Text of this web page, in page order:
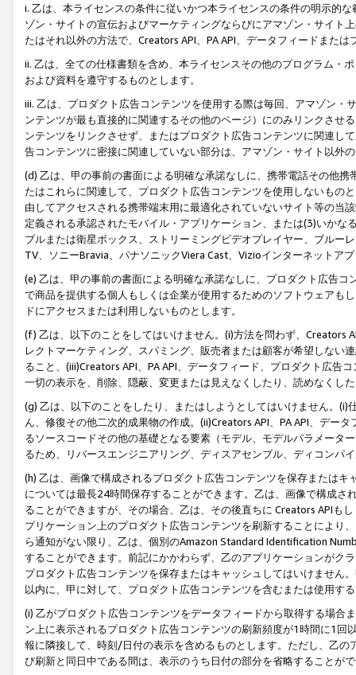
i. 乙は、本ライセンスの条件に従いかつ本ライセンスの条件の明示的
ゾン・サイトの宣伝およびマーケティングならびにアマゾン・サイト
たはそれ以外の方法で、Creators API、PA API、データフィードまた
ii. 乙は、全ての仕様書類を含め、本ライセンスその他のプログラム・
および資料を遵守するものとします。
iii. 乙は、プロダクト広告コンテンツを使用する際は毎回、アマゾン
ンテンツが最も直接的に関連するその他のページ）にのみリンクさせ
ンテンツをリンクさせず、またはプロダクト広告コンテンツに関連し
告コンテンツに密接に関連していない部分は、アマゾン・サイト以外
(d) 乙は、甲の事前の書面による明確な承諾なしに、携帯電話その他
たはこれらに関連して、プロダクト広告コンテンツを使用しないもの
由してアクセスされる携帯端末用に最適化されていないサイト等の当
定義される承認されたモバイル・アプリケーション、または(3)いか
ブルまたは衛星ボックス、ストリーミングビデオプレイヤー、ブルー
TV、ソニーBravia、パナソニックViera Cast、Vizioインターネットア
(e) 乙は、甲の事前の書面による明確な承諾なしに、プロダクト広告
で商品を提供する個人もしくは企業が使用するためのソフトウェアも
ドにアクセスまたは利用しないものとします。
(f) 乙は、以下のことをしてはいけません。(i)方法を問わず、Creators
レクトマーケティング、スパミング、販売者または顧客が希望しない
ること、(iii)Creators API、PA API、データフィード、プロダクト広告
一切の表示を、削除、隠蔽、変更または見えなくしたり、読めなくし
(g) 乙は、以下のことをしたり、またはしようとしてはいけません。
ん、修復その他二次的成果物の作成。(ii)Creators API、PA API、デー
るソースコードその他の基礎となる要素（モデル、モデルパラメータ
るため、リバースエンジニアリング、ディスアセンブル、ディコンパ
(h) 乙は、画像で構成されるプロダクト広告コンテンツを保存または
については最長24時間保存することができます。乙は、画像で構成
ることができますが、その場合、乙は、その後直ちに Creators APIも
プリケーション上のプロダクト広告コンテンツを刷新することにより
ら通知がない限り、乙は、個別のAmazon Standard Identification
することができます。前記にかかわらず、乙のアプリケーションがク
プロダクト広告コンテンツを保存またはキャッシュしてはいけません
以内に、甲に対して、プロダクト広告コンテンツを含むまたは使用す
(i) 乙がプロダクト広告コンテンツをデータフィードから取得する場合
ン上に表示されるプロダクト広告コンテンツの刷新頻度が1時間に1
報に隣接して、時刻/日付の表示を含めるものとします。ただし、乙
び刷新と同日中である間は、表示のうち日付の部分を省略することが